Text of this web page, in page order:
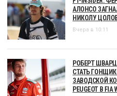
АЛОНСО
НИКОЛУ
Вчера в 10:11
РОБЕРТ
СТАТЬ
ЗАВОДСКОЙ
PEUGEOT В FIA